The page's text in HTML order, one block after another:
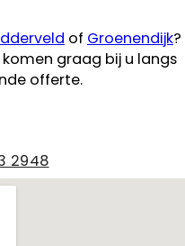
of Groenendijk?
graag bij u langs
offerte.
2948